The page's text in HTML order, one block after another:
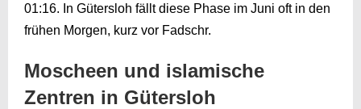
01:16. In Gütersloh fällt diese Phase im Juni oft in den
frühen Morgen, kurz vor Fadschr.
Moscheen und islamische
Zentren in Gütersloh